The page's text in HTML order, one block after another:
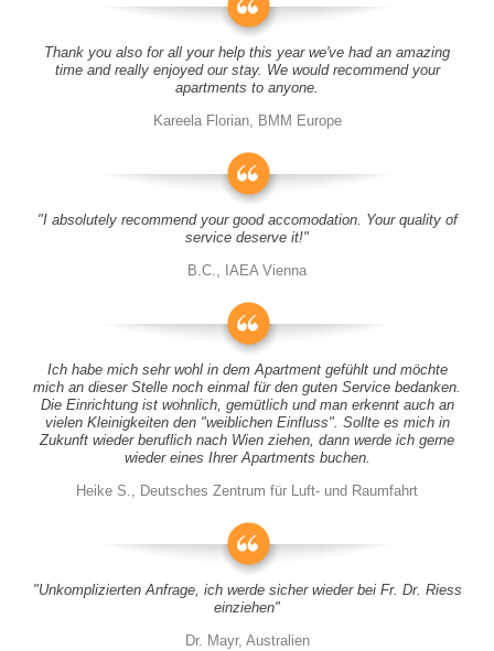
Thank you also for all your help this year we've had an amazing
time and really enjoyed our stay. We would recommend your
apartments to anyone.
Kareela Florian, BMM Europe
"I absolutely recommend your good accomodation. Your quality of
service deserve it!"
B.C., IAEA Vienna
Ich habe mich sehr wohl in dem Apartment gefühlt und möchte
mich an dieser Stelle noch einmal für den guten Service bedanken.
Die Einrichtung ist wohnlich, gemütlich und man erkennt auch an
vielen Kleinigkeiten den "weiblichen Einfluss". Sollte es mich in
Zukunft wieder beruflich nach Wien ziehen, dann werde ich gerne
wieder eines Ihrer Apartments buchen.
Heike S., Deutsches Zentrum für Luft- und Raumfahrt
"Unkomplizierten Anfrage, ich werde sicher wieder bei Fr. Dr. Riess
einziehen"
Dr. Mayr, Australien